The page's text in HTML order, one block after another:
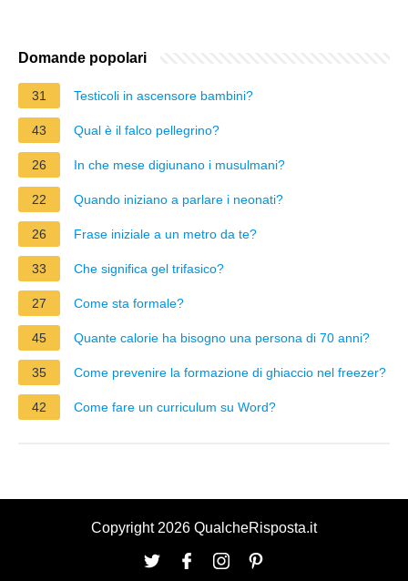
Domande popolari
31 Testicoli in ascensore bambini?
43 Qual è il falco pellegrino?
26 In che mese digiunano i musulmani?
22 Quando iniziano a parlare i neonati?
26 Frase iniziale a un metro da te?
33 Che significa gel trifasico?
27 Come sta formale?
45 Quante calorie ha bisogno una persona di 70 anni?
35 Come prevenire la formazione di ghiaccio nel freezer?
42 Come fare un curriculum su Word?
Copyright 2026 QualcheRisposta.it